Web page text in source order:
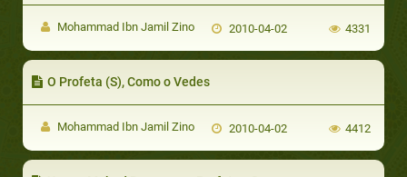
Mohammad Ibn Jamil Zino 2010-04-02 4331
O Profeta (S), Como o Vedes
Mohammad Ibn Jamil Zino 2010-04-02 4412